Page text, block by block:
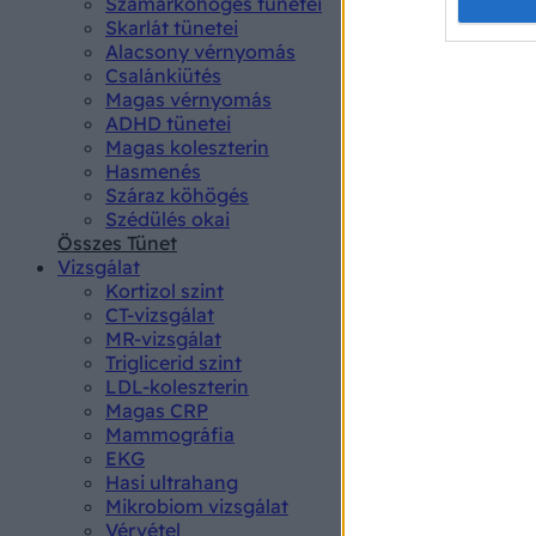
Skarlát tünetei
Alacsony vérnyomás
Csalánkiütés
Magas vérnyomás
ADHD tünetei
Magas koleszterin
Hasmenés
Száraz köhögés
Szédülés okai
Összes Tünet
Vizsgálat
Kortizol szint
CT-vizsgálat
MR-vizsgálat
Triglicerid szint
LDL-koleszterin
Magas CRP
Mammográfia
EKG
Hasi ultrahang
Mikrobiom vizsgálat
Vérvétel